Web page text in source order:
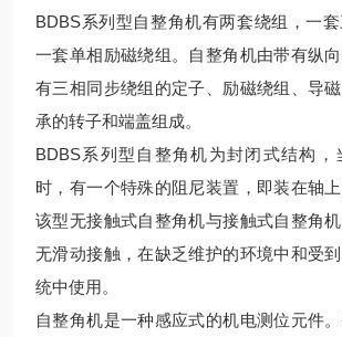
BDBS系列型自整角机有两套绕组，一套
一套单相励磁绕组。自整角机由带有纵
有三相同步绕组的定子、励磁绕组、导
承的转子和端盖组成。
BDBS系列型自整角机为封闭式结构，
时，有一个特殊的阻尼装置，即装在轴上
该型无接触式自整角机与接触式自整角
无滑动接触，在缺乏维护的环境中和受
统中使用。
自整角机是一种感应式的机电测位元件